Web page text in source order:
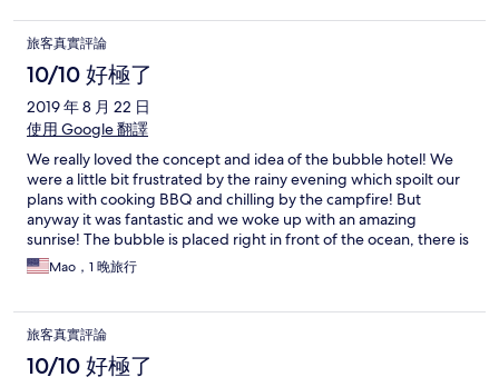
together set as it was our anniversary! The room was perfectly
set up with flower petals, ice bucket with rose wine, wine
glasses, we ordered tuna and salmon steaks, our romantic
dinner was delicious! In the morning we played badminton and
swam in the ocean but you should be careful due to the strong
current! It’s also a great surf spot for the ones who do it well!:)
旅客真實評論
10/10 好極了
2019 年 8 月 22 日
使用 Google 翻譯
We really loved the concept and idea of the bubble hotel! We
were a little bit frustrated by the rainy evening which spoilt our
plans with cooking BBQ and chilling by the campfire! But
anyway it was fantastic and we woke up with an amazing
sunrise! The bubble is placed right in front of the ocean, there is
also a ship wreck on the send – tempting object for those
passing by! Sleeping in the bubble is a unique experience! Staff
your bucket list! Yet one night was quite enough for us to stay!
Mao，1 晚旅行
旅客真實評論
10/10 好極了